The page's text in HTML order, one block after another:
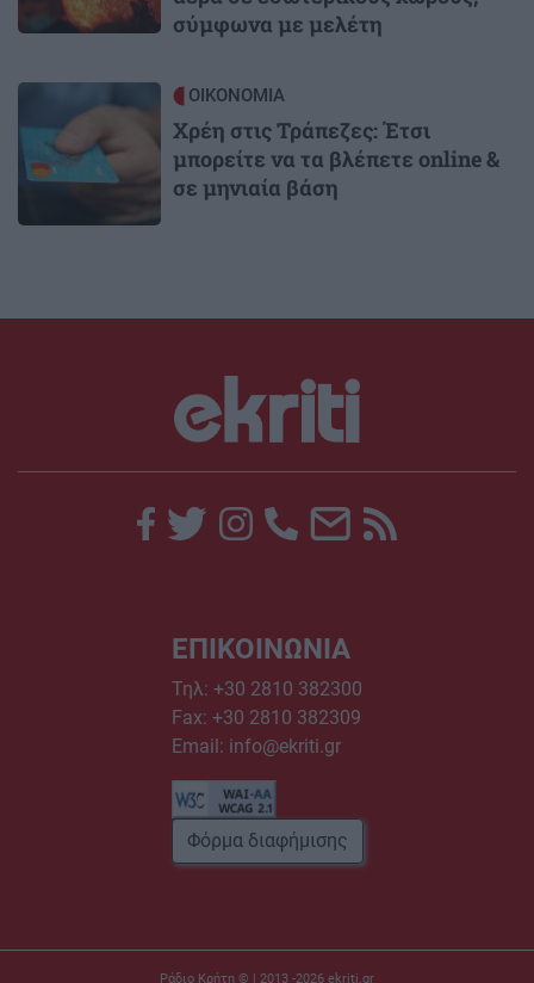
σύμφωνα με μελέτη
ΟΙΚΟΝΟΜΙΑ
Χρέη στις Τράπεζες: Έτσι
μπορείτε να τα βλέπετε online &
σε μηνιαία βάση
ΕΠΙΚΟΙΝΩΝΙΑ
Τηλ: +30 2810 382300
Fax: +30 2810 382309
Email: info@ekriti.gr
Φόρμα διαφήμισης
Ράδιο Κρήτη © | 2013 -2026 ekriti.gr